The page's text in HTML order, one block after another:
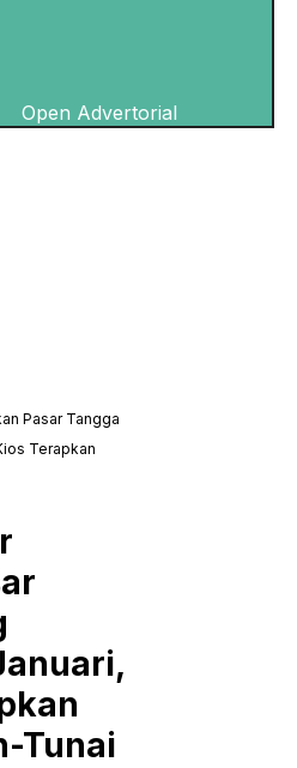
Open Advertorial
Pasar Tangga
Terapkan
Tunai